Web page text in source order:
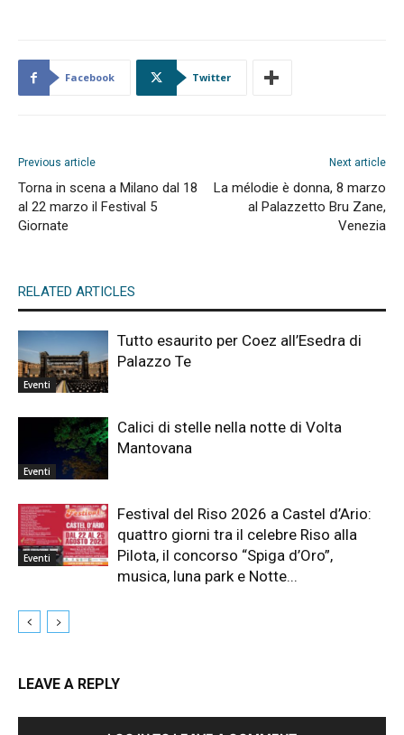
Facebook Twitter
Previous article
Torna in scena a Milano dal 18
al 22 marzo il Festival 5
Giornate
Next article
La mélodie è donna, 8 marzo
al Palazzetto Bru Zane,
Venezia
RELATED ARTICLES
Eventi
Tutto esaurito per Coez all’Esedra di
Palazzo Te
Eventi
Calici di stelle nella notte di Volta
Mantovana
Eventi
Festival del Riso 2026 a Castel d’Ario:
quattro giorni tra il celebre Riso alla
Pilota, il concorso “Spiga d’Oro”,
musica, luna park e Notte...
LEAVE A REPLY